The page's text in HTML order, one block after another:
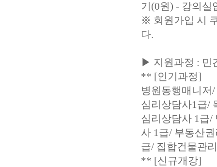
기(0원) - 강의실
※ 회원가입 시
다.
▶ 지원과정 : 민
** [인기과정]
병원동행매니저
심리상담사1급/
심리상담사 1급/
사 1급/ 부동산
급/ 집합건물관
** [신규개강]